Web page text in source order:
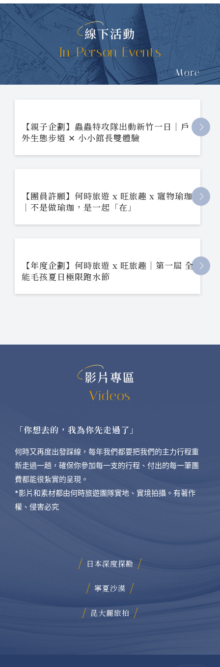
線下活動
In-Person Events
More
【親子企劃】蟲蟲特攻隊出動新竹一日｜戶
外生態步道 ✕ 小小館長雙體驗
【團員許願】何時旅遊 x 旺旅趣 x 寵物瑜珈
｜不是做瑜珈，是一起「在」
【年度企劃】何時旅遊 x 旺旅趣｜第一屆 全
能毛孩夏日極限跑水節
影片專區
Videos
「你想去的，我為你先走過了」
何時又再度出發踩線，每年我們都要把我們的主力行程重
新走過一趟，確保你參加每一支的行程、付出的每一筆團
費都能很紮實的呈現。
*影片和素材都由何時旅遊團隊實地、實境拍攝。有著作
權、侵害必究
日本深度探勘
寧夏沙漠
昆大麗旅拍